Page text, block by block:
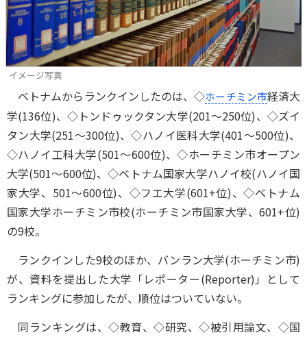
イメージ写真
ベトナムからランクインしたのは、◇ホーチミン市経済大
学(136位)、◇トンドゥックタン大学(201～250位)、◇ズイ
タン大学(251～300位)、◇ハノイ医科大学(401～500位)、
◇ハノイ工科大学(501～600位)、◇ホーチミン市オープン
大学(501～600位)、◇ベトナム国家大学ハノイ校(ハノイ国
家大学、501～600位)、◇フエ大学(601+位)、◇ベトナム
国家大学ホーチミン市校(ホーチミン市国家大学、601+位)
の9校。
ランクインした9校のほか、バンラン大学(ホーチミン市)
が、資料を提出した大学「レポーター(Reporter)」として
ランキングに参加したが、順位はついていない。
同ランキングは、◇教育、◇研究、◇被引用論文、◇国